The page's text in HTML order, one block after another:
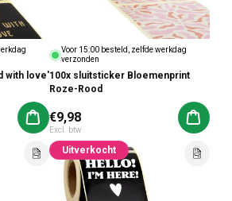
with love'
Aan winkelwagen toevoegen
Voor 15:00 besteld, zelfde werkdag
verzonden
100x sluitsticker Bloemenprint
Roze-Rood
Normale prijs
€9,98
Excl. btw
Aan
Uitverkocht